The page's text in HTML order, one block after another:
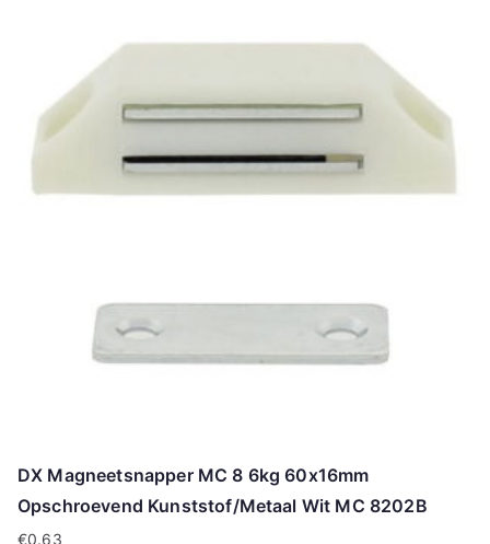
DX Magneetsnapper MC 8 6kg 60x16mm
Opschroevend Kunststof/Metaal Wit MC 8202B
€0.63